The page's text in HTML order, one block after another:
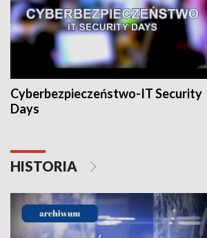
Cyberbezpieczeństwo-IT Security
Days
HISTORIA